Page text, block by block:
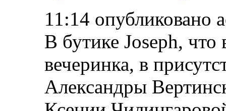
11:14 опубликовано
В бутике Joseph, что
вечеринка, в
Александры